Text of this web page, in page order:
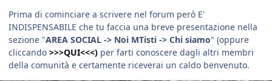
Prima di cominciare a scrivere nel forum però E'
INDISPENSABILE che tu faccia una breve presentazione nella
sezione "AREA SOCIAL -> Noi MTisti -> Chi siamo" (oppure
cliccando >>>QUI<<<) per farti conoscere dagli altri membri
della comunità e certamente riceverai un caldo benvenuto.